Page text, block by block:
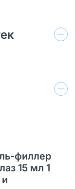
филлер
15 мл 1